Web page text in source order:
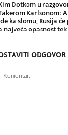
Dotkom u
Karlsonom:
ka slomu, Rusija će
najveća opasnost
ODGOVOR